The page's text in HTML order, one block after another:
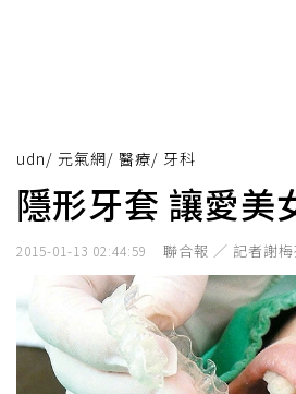
udn/ 元氣網/ 醫療/ 牙科
隱形牙套 讓愛美
2015-01-13 02:44:59 聯合報 ／ 記者謝